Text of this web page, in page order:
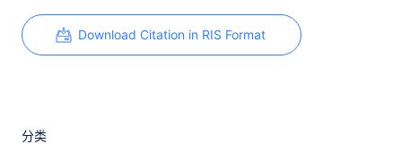
Download Citation in RIS Format
分类